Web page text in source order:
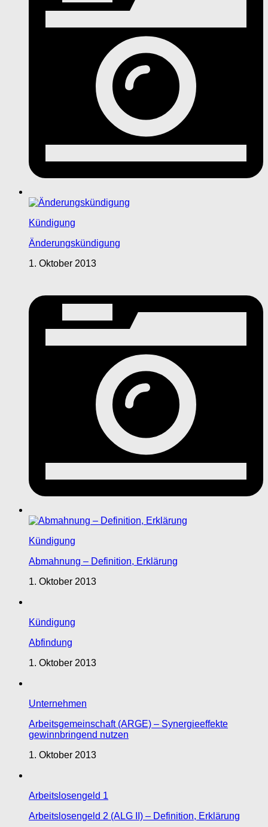
Kündigung
Änderungskündigung
1. Oktober 2013
Kündigung
Abmahnung – Definition, Erklärung
1. Oktober 2013
Kündigung
Abfindung
1. Oktober 2013
Unternehmen
Arbeitsgemeinschaft (ARGE) – Synergieeffekte
gewinnbringend nutzen
1. Oktober 2013
Arbeitslosengeld 1
Arbeitslosengeld 2 (ALG II) – Definition, Erklärung